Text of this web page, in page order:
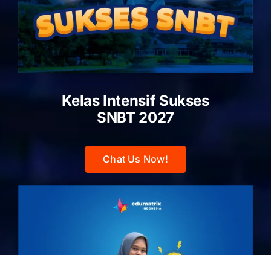
Kelas Intensif Sukses
SNBT 2027
Chat Us Now!